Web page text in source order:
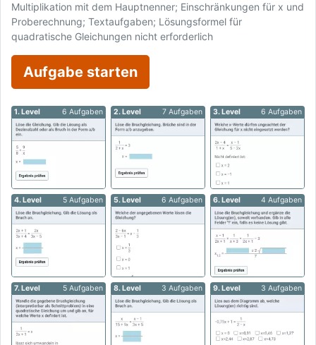
Multiplikation mit dem Hauptnenner; Einschränkungen für x und
Proberechnung; Textaufgaben; Lösungsformel für
quadratische Gleichungen nicht erforderlich
Aufgabe starten
1. Level 6 Aufgaben 2. Level 7 Aufgaben 3. Level 6 Aufgaben
4. Level 5 Aufgaben 5. Level 6 Aufgaben 6. Level 4 Aufgaben
7. Level 5 Aufgaben 8. Level 3 Aufgaben 9. Level 3 Aufgaben